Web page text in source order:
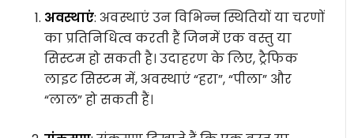
अवस्थाएं: अवस्थाएं उन विभिन्न स्थितियों या चरणों
का प्रतिनिधित्व करती हैं जिनमें एक वस्तु या
सिस्टम हो सकती है। उदाहरण के लिए, ट्रैफिक
लाइट सिस्टम में, अवस्थाएं “हरा”, “पीला” और
“लाल” हो सकती हैं।